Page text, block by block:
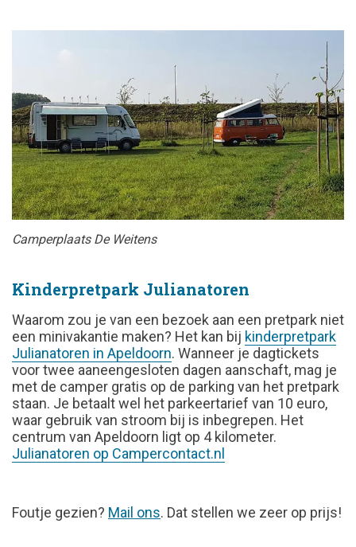
Camperplaats De Weitens
Kinderpretpark Julianatoren
Waarom zou je van een bezoek aan een pretpark niet
een minivakantie maken? Het kan bij kinderpretpark
Julianatoren in Apeldoorn. Wanneer je dagtickets
voor twee aaneengesloten dagen aanschaft, mag je
met de camper gratis op de parking van het pretpark
staan. Je betaalt wel het parkeertarief van 10 euro,
waar gebruik van stroom bij is inbegrepen. Het
centrum van Apeldoorn ligt op 4 kilometer.
Julianatoren op Campercontact.nl
FOUTJE
GEZIEN?
Foutje gezien? Mail ons. Dat stellen we zeer op prijs!